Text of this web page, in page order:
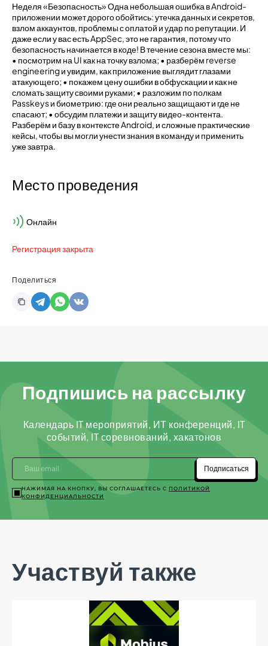
Неделя «Безопасность» Одна небольшая ошибка в Android-
приложении может дорого обойтись: утечка данных и секретов,
взлом аккаунтов, проблемы с оплатой и удар по репутации. И
даже если у вас есть AppSec, это не гарантия, потому что
безопасность начинается в коде! В течение сезона вместе мы:
• посмотрим на UI как на точку взлома; • разберём reverse
engineering и увидим, как приложение выглядит глазами
атакующего; • покажем цену ошибки в обфускации и как не
сломать защиту своими руками; • разложим по полкам
Passkeys и биометрию: где они реально защищают и где не
спасают; • обсудим платежи и защиту видео-контента.
Разберём и базу в контексте Android, и сложные практические
кейсы, чтобы вы могли унести знания в команду и применить
уже завтра.
Место проведения
Онлайн
Регистрация закрыта
Поделиться
Подпишись на рассылку
Календарь IT мероприятий, ИТ конференций, IT
событий, IT соревнований, хакатонов
Подписаться
НАЖИМАЯ НА КНОПКУ, ВЫ СОГЛАШАЕТЕСЬ С ПОЛИТИКОЙ
КОНФИДЕНЦИАЛЬНОСТИ
Участвуй также